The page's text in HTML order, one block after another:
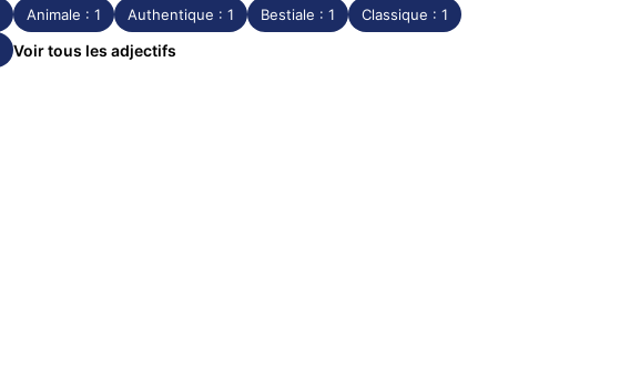
Animale : 1 Authentique : 1 Bestiale : 1
Classique : 1
Voir tous les adjectifs